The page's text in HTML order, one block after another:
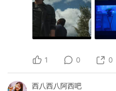
1 0 0
西八西八阿西吧